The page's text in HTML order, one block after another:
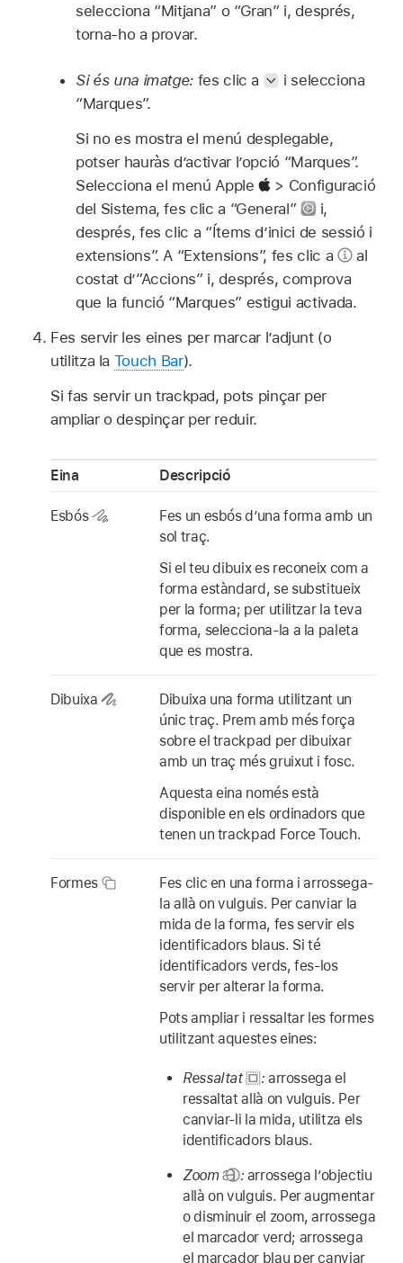
selecciona “Mitjana” o “Gran” i, després,
torna‑ho a provar.
Si és una imatge: fes clic a
i selecciona
“Marques”.
Si no es mostra el menú desplegable,
potser hauràs d’activar l’opció “Marques”.
Selecciona el menú Apple
> Configuració
del Sistema, fes clic a “General”
i,
després, fes clic a “Ítems d’inici de sessió i
extensions”. A “Extensions”, fes clic a
al
costat d’”Accions” i, després, comprova
que la funció “Marques” estigui activada.
Fes servir les eines per marcar l’adjunt (o
utilitza la Touch Bar).
Si fas servir un trackpad, pots pinçar per
ampliar o despinçar per reduir.
Eina Descripció
Esbós
Fes un esbós d’una forma amb un
sol traç.
Si el teu dibuix es reconeix com a
forma estàndard, se substitueix
per la forma; per utilitzar la teva
forma, selecciona‑la a la paleta
que es mostra.
Dibuixa
Dibuixa una forma utilitzant un
únic traç. Prem amb més força
sobre el trackpad per dibuixar
amb un traç més gruixut i fosc.
Aquesta eina només està
disponible en els ordinadors que
tenen un trackpad Force Touch.
Formes
Fes clic en una forma i arrossega-
la allà on vulguis. Per canviar la
mida de la forma, fes servir els
identificadors blaus. Si té
identificadors verds, fes-los
servir per alterar la forma.
Pots ampliar i ressaltar les formes
utilitzant aquestes eines:
Ressaltat : arrossega el
ressaltat allà on vulguis. Per
canviar-li la mida, utilitza els
identificadors blaus.
Zoom : arrossega l’objectiu
allà on vulguis. Per augmentar
o disminuir el zoom, arrossega
el marcador verd; arrossega
el marcador blau per canviar